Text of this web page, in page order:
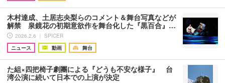
木村達成、土居志央梨らのコメント＆舞台写真などが
解禁 泉鏡花の初期意欲作を舞台化した『黒百合』…
2026.2.6 ｜ SPICER
ニュース
動画 舞台
た組×四把椅子劇團による『どうも不安な様子』 台
湾公演に続いて日本での上演が決定